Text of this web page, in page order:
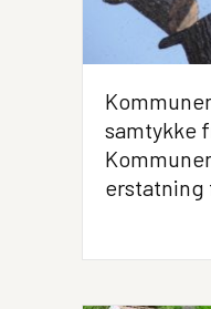
samtykke